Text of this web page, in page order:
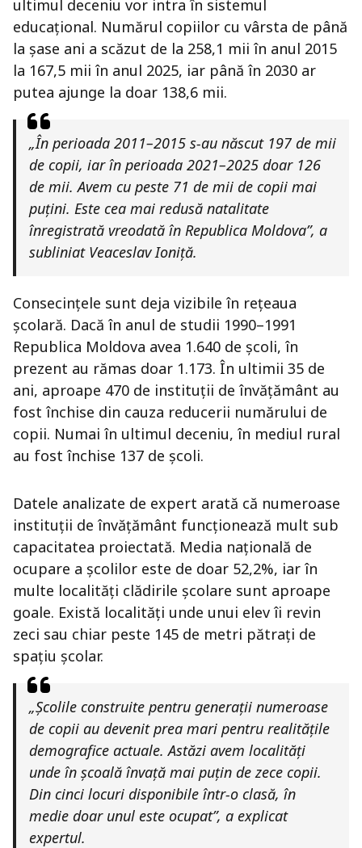
ultimul deceniu vor intra în sistemul
educațional. Numărul copiilor cu vârsta de până
la șase ani a scăzut de la 258,1 mii în anul 2015
la 167,5 mii în anul 2025, iar până în 2030 ar
putea ajunge la doar 138,6 mii.
„În perioada 2011–2015 s-au născut 197 de mii
de copii, iar în perioada 2021–2025 doar 126
de mii. Avem cu peste 71 de mii de copii mai
puțini. Este cea mai redusă natalitate
înregistrată vreodată în Republica Moldova”, a
subliniat Veaceslav Ioniță.
Consecințele sunt deja vizibile în rețeaua
școlară. Dacă în anul de studii 1990–1991
Republica Moldova avea 1.640 de școli, în
prezent au rămas doar 1.173. În ultimii 35 de
ani, aproape 470 de instituții de învățământ au
fost închise din cauza reducerii numărului de
copii. Numai în ultimul deceniu, în mediul rural
au fost închise 137 de școli.
Datele analizate de expert arată că numeroase
instituții de învățământ funcționează mult sub
capacitatea proiectată. Media națională de
ocupare a școlilor este de doar 52,2%, iar în
multe localități clădirile școlare sunt aproape
goale. Există localități unde unui elev îi revin
zeci sau chiar peste 145 de metri pătrați de
spațiu școlar.
„Școlile construite pentru generații numeroase
de copii au devenit prea mari pentru realitățile
demografice actuale. Astăzi avem localități
unde în școală învață mai puțin de zece copii.
Din cinci locuri disponibile într-o clasă, în
medie doar unul este ocupat”, a explicat
expertul.